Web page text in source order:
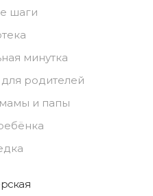
шаги
минутка
родителей
и папы